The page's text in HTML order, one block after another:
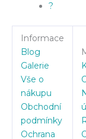
?
Informace
Blog
Galerie
Vše o
nákupu
Obchodní
podmínky
Ochrana